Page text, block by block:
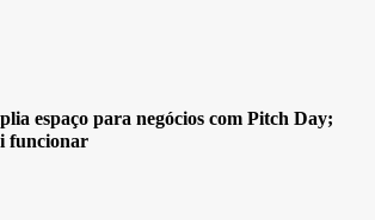
espaço para negócios com Pitch Day;
funcionar